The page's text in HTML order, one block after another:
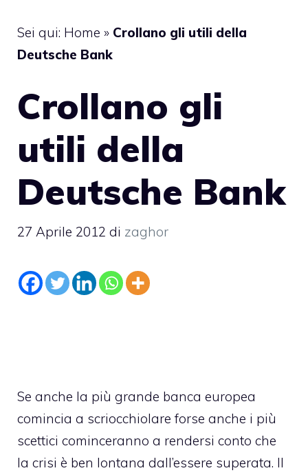
Sei qui: Home » Crollano gli utili della
Deutsche Bank
Crollano gli
utili della
Deutsche Bank
27 Aprile 2012 di zaghor
Se anche la più grande banca europea
comincia a scriocchiolare forse anche i più
scettici cominceranno a rendersi conto che
la crisi è ben lontana dall’essere superata. Il